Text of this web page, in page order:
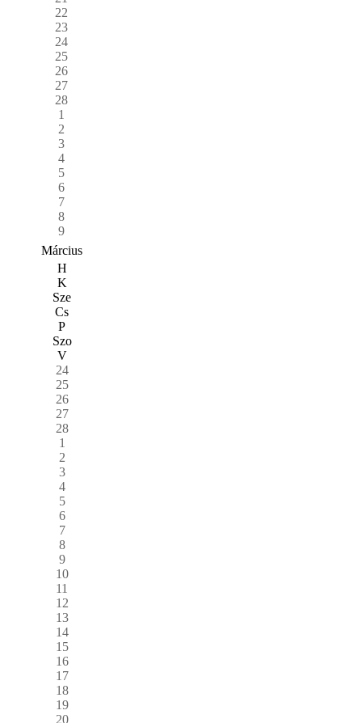
22
23
24
25
26
27
28
1
2
3
4
5
6
7
8
9
Március
H
K
Sze
Cs
P
Szo
V
24
25
26
27
28
1
2
3
4
5
6
7
8
9
10
11
12
13
14
15
16
17
18
19
20